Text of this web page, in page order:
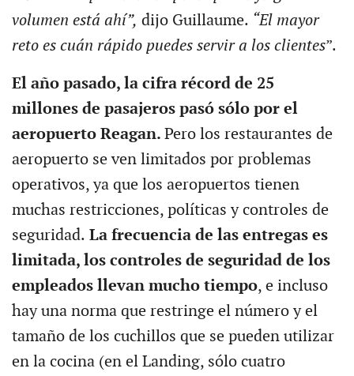
volumen está ahí”, dijo Guillaume. “El mayor
reto es cuán rápido puedes servir a los clientes”.
El año pasado, la cifra récord de 25
millones de pasajeros pasó sólo por el
aeropuerto Reagan. Pero los restaurantes de
aeropuerto se ven limitados por problemas
operativos, ya que los aeropuertos tienen
muchas restricciones, políticas y controles de
seguridad. La frecuencia de las entregas es
limitada, los controles de seguridad de los
empleados llevan mucho tiempo, e incluso
hay una norma que restringe el número y el
tamaño de los cuchillos que se pueden utilizar
en la cocina (en el Landing, sólo cuatro